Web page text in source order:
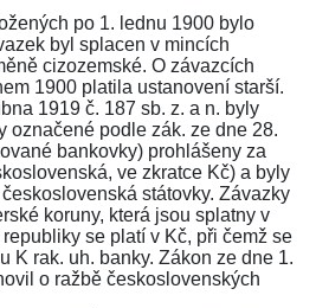
po 1. lednu 1900 bylo
byl splacen v mincích
cizozemské. O závazcích
1900 platila ustanovení starší.
1919 č. 187 sb. z. a n. byly
označené podle zák. ze dne 28.
bankovky) prohlášeny za
ve zkratce Kč) a byly
státovky. Závazky
koruny, která jsou splatny v
se platí v Kč, při čemž se
K rak. uh. banky. Zákon ze dne 1.
o ražbě československých